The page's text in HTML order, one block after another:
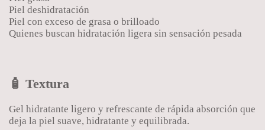
Piel deshidratación
Piel con exceso de grasa o brilloado
Quienes buscan hidratación ligera sin sensación pesada
🧴 Textura
Gel hidratante ligero y refrescante de rápida absorción que
deja la piel suave, hidratante y equilibrada.